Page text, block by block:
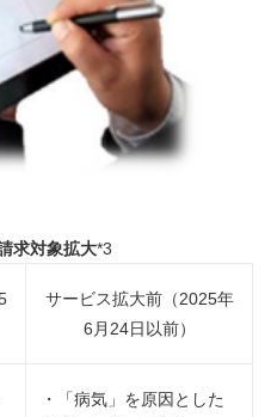
求対象拡大*3
サービス拡大前（2025年
6月24日以前）
・「病気」を原因とした